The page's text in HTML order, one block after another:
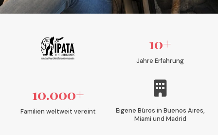
10+
Jahre Erfahrung
10.000+
Familien weltweit vereint
Eigene Büros in Buenos Aires,
Miami und Madrid